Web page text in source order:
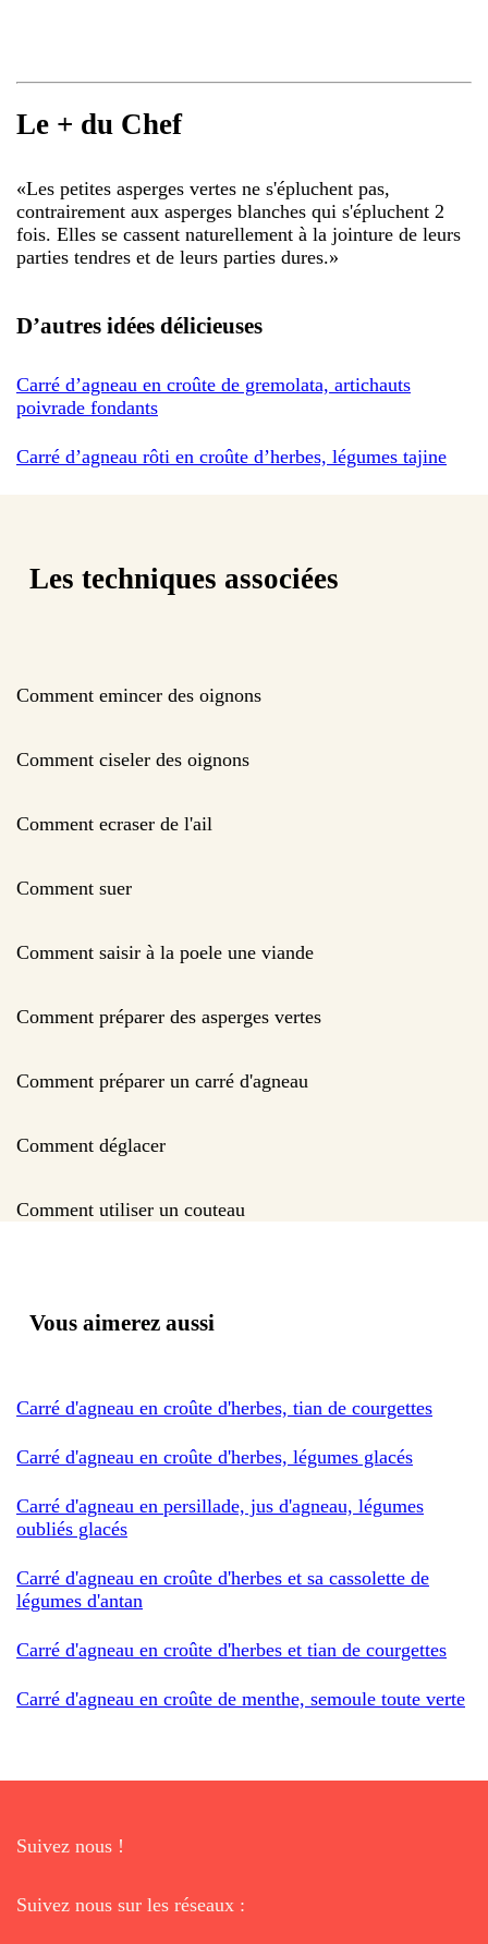
Le + du Chef
«Les petites asperges vertes ne s'épluchent pas,
contrairement aux asperges blanches qui s'épluchent 2
fois. Elles se cassent naturellement à la jointure de leurs
parties tendres et de leurs parties dures.»
D’autres idées délicieuses
Carré d’agneau en croûte de gremolata, artichauts
poivrade fondants
Carré d’agneau rôti en croûte d’herbes, légumes tajine
Les techniques associées
Comment emincer des oignons
Comment ciseler des oignons
Comment ecraser de l'ail
Comment suer
Comment saisir à la poele une viande
Comment préparer des asperges vertes
Comment préparer un carré d'agneau
Comment déglacer
Comment utiliser un couteau
Vous aimerez aussi
Carré d'agneau en croûte d'herbes, tian de courgettes
Carré d'agneau en croûte d'herbes, légumes glacés
Carré d'agneau en persillade, jus d'agneau, légumes
oubliés glacés
Carré d'agneau en croûte d'herbes et sa cassolette de
légumes d'antan
Carré d'agneau en croûte d'herbes et tian de courgettes
Carré d'agneau en croûte de menthe, semoule toute verte
Suivez nous !
Suivez nous sur les réseaux :